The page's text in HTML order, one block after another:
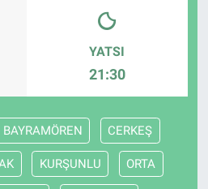
YATSI
21:30
BAYRAMÖREN CERKEŞ
KURŞUNLU ORTA